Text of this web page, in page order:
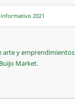
informativo 2021
arte y emprendimientos
Market.